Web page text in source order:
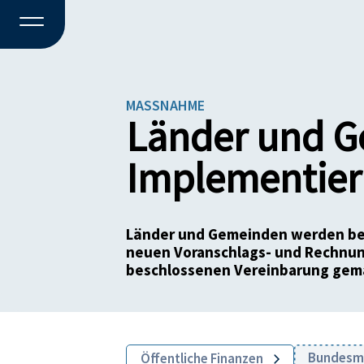
MASSNAHME
Länder und
Länder und Gemeinden werden
neuen Voranschlags- und
beschlossenen Vereinbarung
Öffentliche Finanzen